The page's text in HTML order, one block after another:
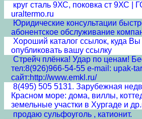
круг сталь 9ХС, поковка ст 9ХС |
uraltermo.ru
Юридические консультации
абонентское обслуживание
Хороший каталог ссылок, куда
опубликовать вашу ссылку
Стрейч плёнка! Удар по ценам!
тел:8(926)966-54-55 e-mail: upak-
сайт:http://www.emkl.ru/
8(495) 505 5131. Зарубежная
Красном море: дома, виллы,
земельные участки в Хургаде и
продаю сульфоуголь , катионит.